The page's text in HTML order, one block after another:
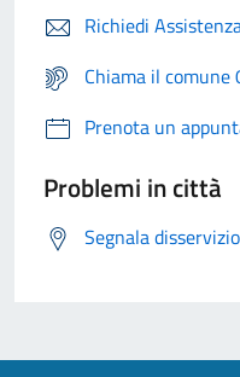
Richiedi
Chiama il
Prenota un
Problemi in città
Segnala disservizio